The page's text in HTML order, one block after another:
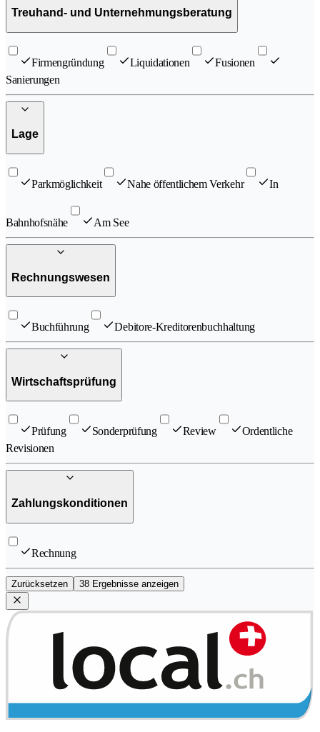
Treuhand- und Unternehmungsberatung
Firmengründung Liquidationen
Fusionen
Sanierungen
Lage
Parkmöglichkeit Nahe öffentlichem Verkehr In
Bahnhofsnähe Am See
Rechnungswesen
Buchführung Debitore-Kreditorenbuchhaltung
Wirtschaftsprüfung
Prüfung Sonderprüfung Review
Ordentliche
Revisionen
Zahlungskonditionen
Rechnung
Zurücksetzen 38 Ergebnisse anzeigen